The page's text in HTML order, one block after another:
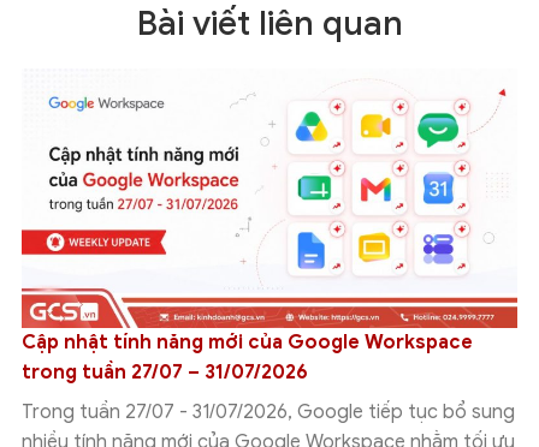
Bài viết liên quan
So sánh Gemini Canvas vs Claude: Đâu là AI phù hợp
với bạn?
Gemini Canvas vs Claude được nhiều cá nhân và doanh
nghiệp quan tâm khi tìm kiếm một công cụ AI hỗ trợ viết